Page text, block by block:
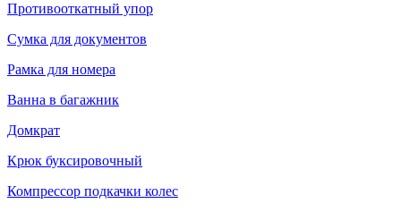
Противооткатный упор
Сумка для документов
Рамка для номера
Ванна в багажник
Домкрат
Крюк буксировочный
Компрессор подкачки колес